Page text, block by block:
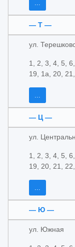
...
— Т —
ул.
1, 2, 3, 4, 5,
19, 1а, 20,
...
— Ц —
ул.
1, 2, 3, 4, 5,
19, 20, 21,
...
— Ю —
ул. Южная